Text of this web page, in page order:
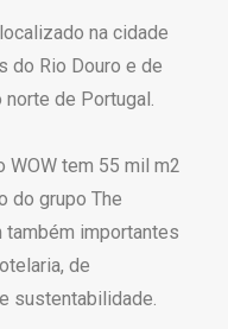
na cidade
do Rio Douro e de
de Portugal.
WOW tem 55 mil m2
do grupo The
também importantes
de
sustentabilidade.